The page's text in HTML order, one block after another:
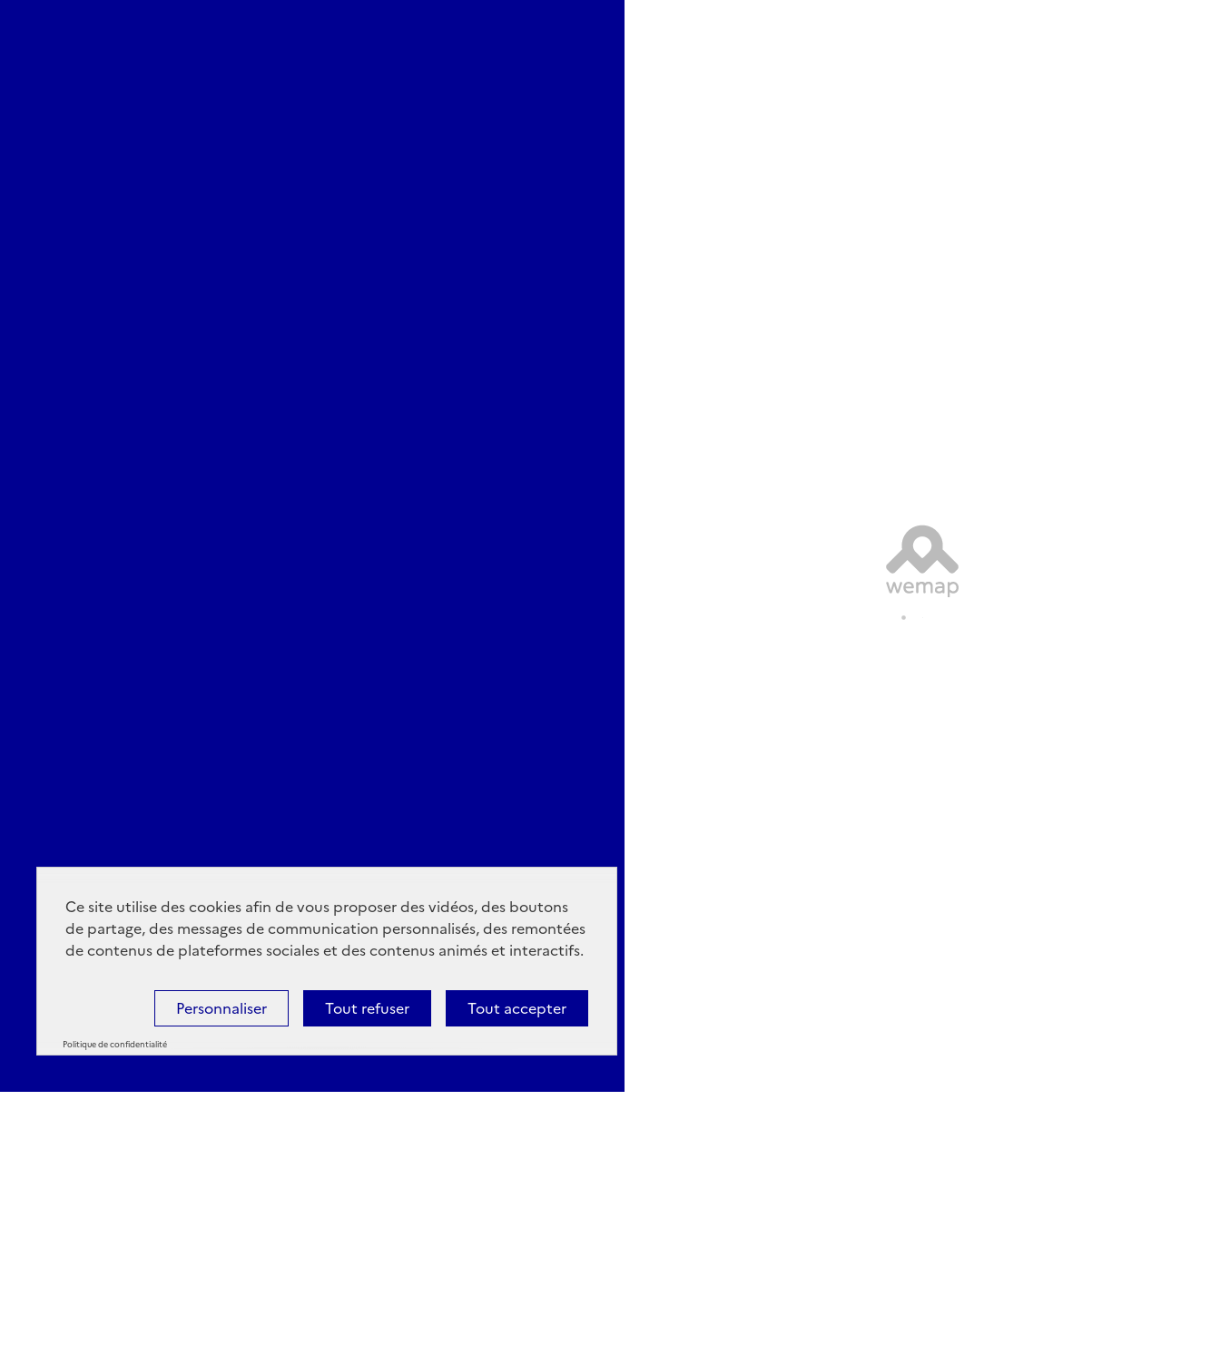
Ce site utilise des cookies afin de vous proposer des vidéos, des boutons
de partage, des messages de communication personnalisés, des remontées
de contenus de plateformes sociales et des contenus animés et interactifs.
Tout accepter
Tout refuser
Personnaliser
Politique de confidentialité